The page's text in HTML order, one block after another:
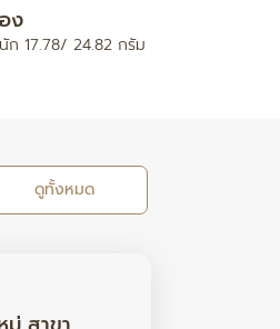
ำหนัก 0.2 กรัม
ดูทั้งหมด